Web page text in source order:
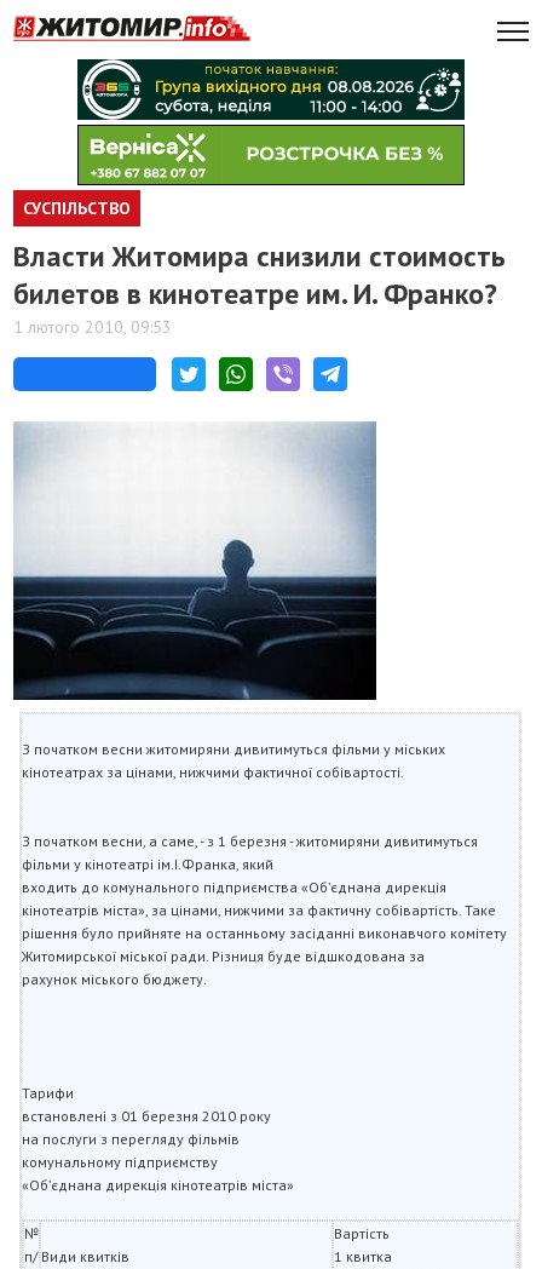
СУСПІЛЬСТВО
Власти Житомира снизили стоимость
билетов в кинотеатре им. И. Франко?
1 лютого 2010, 09:53
З початком весни житомиряни дивитимуться фільми у міських
кінотеатрах за цінами, нижчими фактичної собівартості.
З початком весни, а саме, - з 1 березня - житомиряни дивитимуться
фільми у кінотеатрі ім.І.Франка, який
входить до комунального підприємства «Об’єднана дирекція
кінотеатрів міста», за цінами, нижчими за фактичну собівартість. Таке
рішення було прийняте на останньому засіданні виконавчого комітету
Житомирської міської ради. Різниця буде відшкодована за
рахунок міського бюджету.
Тарифи
встановлені з 01 березня 2010 року
на послуги з перегляду фільмів
комунальному підприємству
«Об’єднана дирекція кінотеатрів міста»
№
п/ Види квитків
Вартість
1 квитка